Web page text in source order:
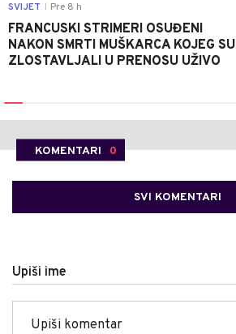
SVIJET Pre 8 h
FRANCUSKI STRIMERI OSUĐENI
NAKON SMRTI MUŠKARCA KOJEG SU
ZLOSTAVLJALI U PRENOSU UŽIVO
KOMENTARI 0
SVI KOMENTARI
Upiši ime